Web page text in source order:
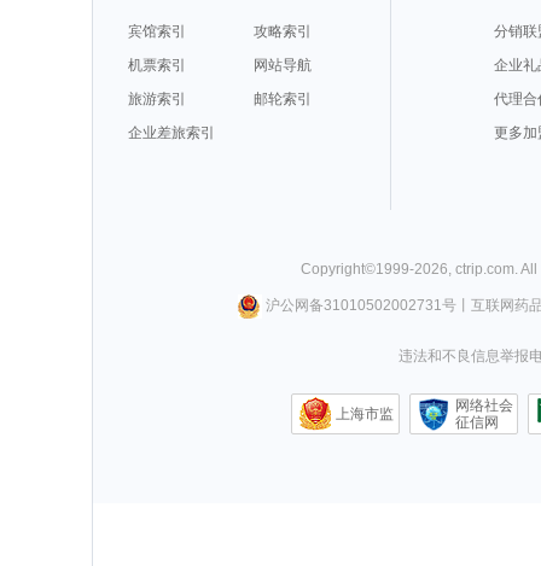
宾馆索引
攻略索引
机票索引
网站导航
旅游索引
邮轮索引
企业差旅索引
分销联
企业礼
代理合
更多加
Copyright©1999-2026, ctrip.com.
沪公网备31010502002731号丨 互联网药
违法和不良信息举报
上海市监
网络社会
征信网